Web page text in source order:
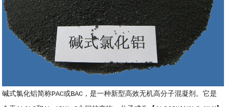
碱式氯化铝简称PAC或BAC，是一种新型高效无机高分子混凝剂。它是